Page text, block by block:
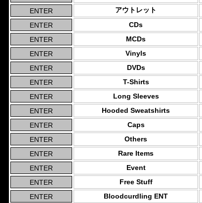
アウトレット
CDs
MCDs
Vinyls
DVDs
T-Shirts
Long Sleeves
Hooded Sweatshirts
Caps
Others
Rare Items
Event
Free Stuff
Bloodcurdling ENT